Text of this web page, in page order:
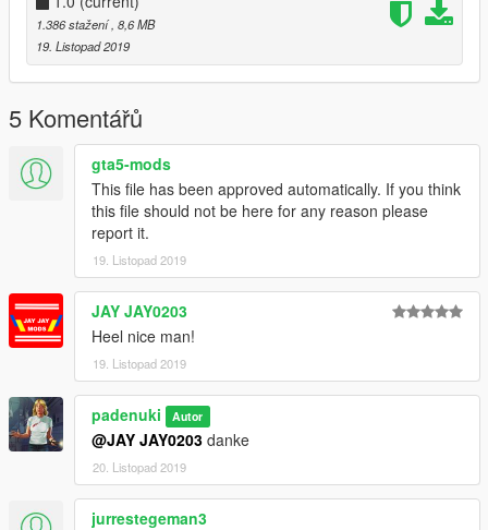
1.386 stažení , 8,6 MB
19. Listopad 2019
5 Komentářů
gta5-mods
This file has been approved automatically. If you think
this file should not be here for any reason please
report it.
19. Listopad 2019
JAY JAY0203
Heel nice man!
19. Listopad 2019
padenuki Autor
@JAY JAY0203 danke
20. Listopad 2019
jurrestegeman3